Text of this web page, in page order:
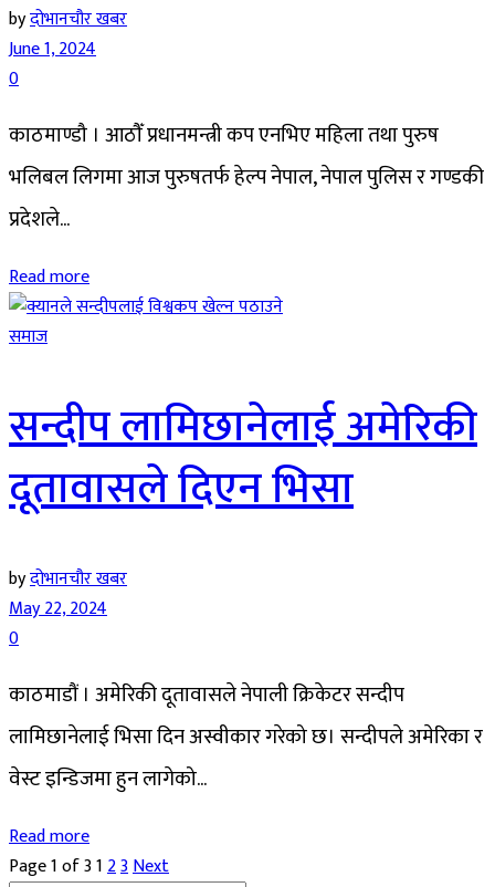
byदोभानचौर खबर
June 1, 2024
0
काठमाण्डौ । आठौँ प्रधानमन्त्री कप एनभिए महिला तथा पुरुष
भलिबल लिगमा आज पुरुषतर्फ हेल्प नेपाल, नेपाल पुलिस र गण्डकी
प्रदेशले...
Read more
समाज
सन्दीप लामिछानेलाई अमेरिकी
दूतावासले दिएन भिसा
byदोभानचौर खबर
May 22, 2024
0
काठमाडौं । अमेरिकी दूतावासले नेपाली क्रिकेटर सन्दीप
लामिछानेलाई भिसा दिन अस्वीकार गरेको छ। सन्दीपले अमेरिका र
वेस्ट इन्डिजमा हुन लागेको...
Read more
Page 1 of 3123Next